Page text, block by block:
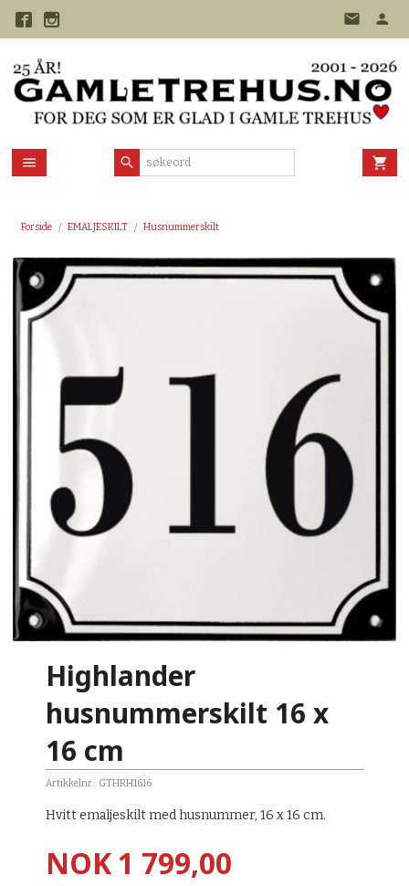
Forside EMALJESKILT Husnummerskilt
Highlander
husnummerskilt 16 x
16 cm
Artikkelnr.: GTHRH1616
Hvitt emaljeskilt med husnummer, 16 x 16 cm.
Pris
NOK1 799,00